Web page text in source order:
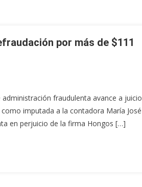
por más de $111
fraudulenta avance a juicio
imputada a la contadora María José
en perjuicio de la firma Hongos […]